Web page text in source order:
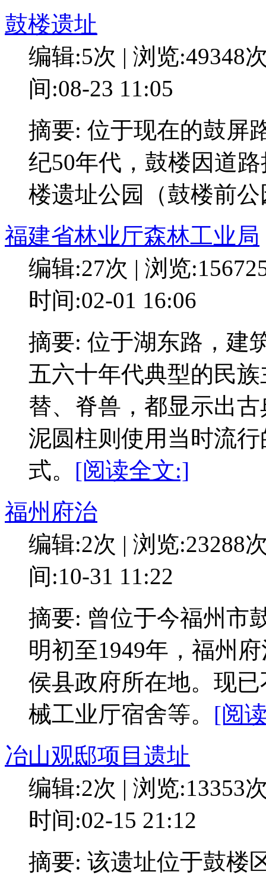
鼓楼遗址
编辑:5次 | 浏览:49348
间:08-23 11:05
摘要: 位于现在的鼓屏
纪50年代，鼓楼因道
楼遗址公园（鼓楼前
福建省林业厅森林工业局
编辑:27次 | 浏览
时间:02-01 16:06
摘要: 位于湖东路，建
五六十年代典型的民
替、脊兽，都显示出
泥圆柱则使用当时流
式。 [阅读全文:]
福州府治
编辑:2次 | 浏览:23288
间:10-31 11:22
摘要: 曾位于今福州市
明初至1949年，福州
侯县政府所在地。现
械工业厅宿舍等。 [阅
冶山观邸项目遗址
编辑:2次 | 浏览:13353
时间:02-15 21:12
摘要: 该遗址位于鼓楼